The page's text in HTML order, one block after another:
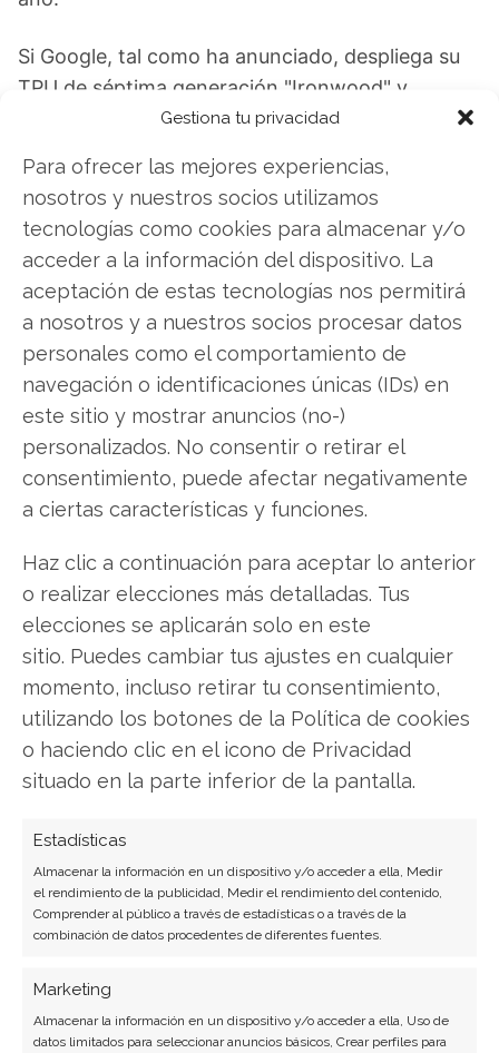
Gestiona tu privacidad
Para ofrecer las mejores experiencias,
nosotros y nuestros socios utilizamos
tecnologías como cookies para almacenar y/o
acceder a la información del dispositivo. La
aceptación de estas tecnologías nos permitirá
a nosotros y a nuestros socios procesar datos
personales como el comportamiento de
navegación o identificaciones únicas (IDs) en
este sitio y mostrar anuncios (no-)
personalizados. No consentir o retirar el
consentimiento, puede afectar negativamente
a ciertas características y funciones.
Haz clic a continuación para aceptar lo anterior
o realizar elecciones más detalladas. Tus
elecciones se aplicarán solo en este
sitio. Puedes cambiar tus ajustes en cualquier
momento, incluso retirar tu consentimiento,
utilizando los botones de la Política de cookies
o haciendo clic en el icono de Privacidad
situado en la parte inferior de la pantalla.
Estadísticas
Almacenar la información en un dispositivo y/o acceder a ella, Medir
el rendimiento de la publicidad, Medir el rendimiento del contenido,
Comprender al público a través de estadísticas o a través de la
combinación de datos procedentes de diferentes fuentes.
Marketing
Almacenar la información en un dispositivo y/o acceder a ella, Uso de
datos limitados para seleccionar anuncios básicos, Crear perfiles para
Si Google, tal como ha anunciado, despliega su
TPU de séptima generación "Ironwood" y
continúa expandiendo su modelo Gemini-3, es
gigante de las búsquedas no deje de aumentar.
Broadcom parece estar en una posición
inmejorable para capitalizar esta tendencia de
forma masiva.
Broadcom: ¿Comprar o vender? El nuevo
Análisis de Broadcom del 9 de agosto tiene la
respuesta:
Los últimos resultados de Broadcom son
contundentes: Acción inmediata requerida para
los inversores de Broadcom. ¿Merece la pena
gratuito actual del 9 de agosto descubrirá
exactamente qué hacer.
Broadcom: ¿Comprar o vender?¡Lee más aquí!
Broadcom
Compartir este artículo
Twitter
LinkedIn